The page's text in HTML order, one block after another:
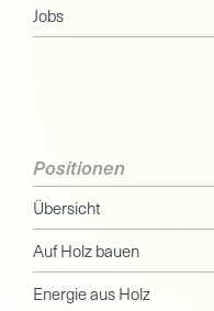
Jobs
Positionen
Übersicht
Auf Holz bauen
Energie aus Holz